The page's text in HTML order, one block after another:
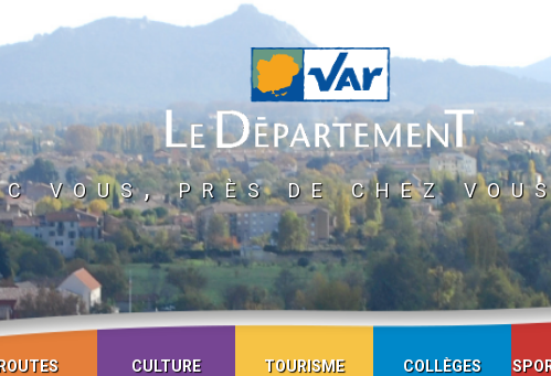
vous, près de chez
ROUTES CULTURE TOURISME COLLÈGES